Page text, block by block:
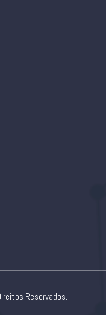
Reservados.